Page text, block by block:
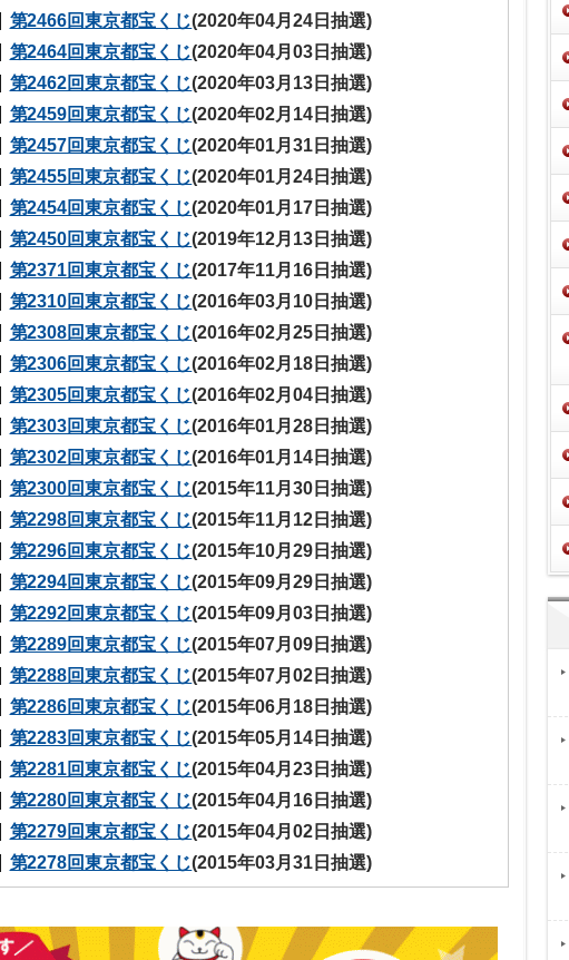
第2466回東京都宝くじ(2020年04月24日抽選)
第2464回東京都宝くじ(2020年04月03日抽選)
第2462回東京都宝くじ(2020年03月13日抽選)
第2459回東京都宝くじ(2020年02月14日抽選)
第2457回東京都宝くじ(2020年01月31日抽選)
第2455回東京都宝くじ(2020年01月24日抽選)
第2454回東京都宝くじ(2020年01月17日抽選)
第2450回東京都宝くじ(2019年12月13日抽選)
第2371回東京都宝くじ(2017年11月16日抽選)
第2310回東京都宝くじ(2016年03月10日抽選)
第2308回東京都宝くじ(2016年02月25日抽選)
第2306回東京都宝くじ(2016年02月18日抽選)
第2305回東京都宝くじ(2016年02月04日抽選)
第2303回東京都宝くじ(2016年01月28日抽選)
第2302回東京都宝くじ(2016年01月14日抽選)
第2300回東京都宝くじ(2015年11月30日抽選)
第2298回東京都宝くじ(2015年11月12日抽選)
第2296回東京都宝くじ(2015年10月29日抽選)
第2294回東京都宝くじ(2015年09月29日抽選)
第2292回東京都宝くじ(2015年09月03日抽選)
第2289回東京都宝くじ(2015年07月09日抽選)
第2288回東京都宝くじ(2015年07月02日抽選)
第2286回東京都宝くじ(2015年06月18日抽選)
第2283回東京都宝くじ(2015年05月14日抽選)
第2281回東京都宝くじ(2015年04月23日抽選)
第2280回東京都宝くじ(2015年04月16日抽選)
第2279回東京都宝くじ(2015年04月02日抽選)
第2278回東京都宝くじ(2015年03月31日抽選)